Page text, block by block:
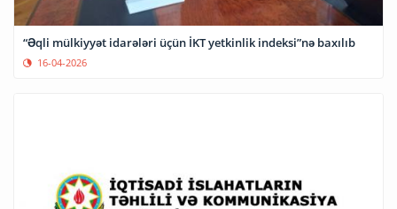
“Əqli mülkiyyət idarələri üçün İKT yetkinlik indeksi”nə baxılıb
16-04-2026